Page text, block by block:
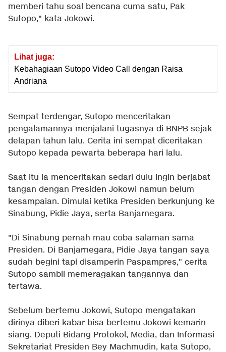
memberi tahu soal bencana cuma satu, Pak
Sutopo," kata Jokowi.
Lihat juga:
Kebahagiaan Sutopo Video Call dengan Raisa
Andriana
Sempat terdengar, Sutopo menceritakan
pengalamannya menjalani tugasnya di BNPB sejak
delapan tahun lalu. Cerita ini sempat diceritakan
Sutopo kepada pewarta beberapa hari lalu.
Saat itu ia menceritakan sedari dulu ingin berjabat
tangan dengan Presiden Jokowi namun belum
kesampaian. Dimulai ketika Presiden berkunjung ke
Sinabung, Pidie Jaya, serta Banjarnegara.
"Di Sinabung pernah mau coba salaman sama
Presiden. Di Banjarnegara, Pidie Jaya tangan saya
sudah begini tapi disamperin Paspampres," cerita
Sutopo sambil memeragakan tangannya dan
tertawa.
Sebelum bertemu Jokowi, Sutopo mengatakan
dirinya diberi kabar bisa bertemu Jokowi kemarin
siang. Deputi Bidang Protokol, Media, dan Informasi
Sekretariat Presiden Bey Machmudin, kata Sutopo,